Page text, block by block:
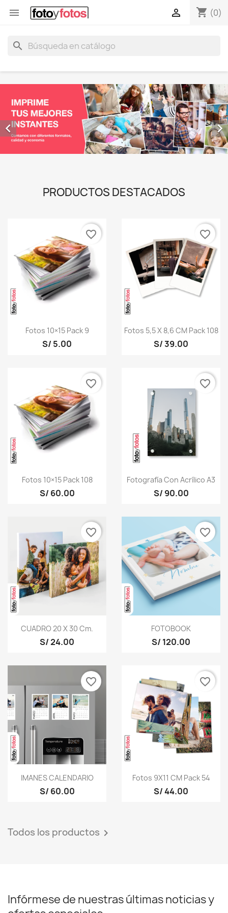
 shopping_cart (0)

search
 
PRODUCTOS DESTACADOS
Fotos 10×15 Pack 9
S/ 5.00
favorite_border
Fotos 5,5 X 8,6 CM Pack 108
S/ 39.00
favorite_border
Fotos 10×15 Pack 108
S/ 60.00
favorite_border
Fotografía Con Acrílico A3
S/ 90.00
favorite_border
CUADRO 20 X 30 Cm.
S/ 24.00
favorite_border
FOTOBOOK
S/ 120.00
favorite_border
IMANES CALENDARIO
S/ 60.00
favorite_border
Fotos 9X11 CM Pack 54
S/ 44.00
favorite_border
Todos los productos 
Infórmese de nuestras últimas noticias y